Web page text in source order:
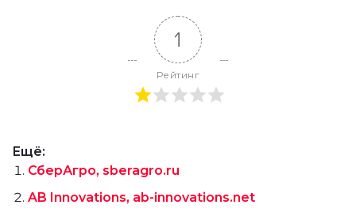
1
Рейтинг
Ещё:
СберАгро, sberagro.ru
AB Innovations, ab-innovations.net